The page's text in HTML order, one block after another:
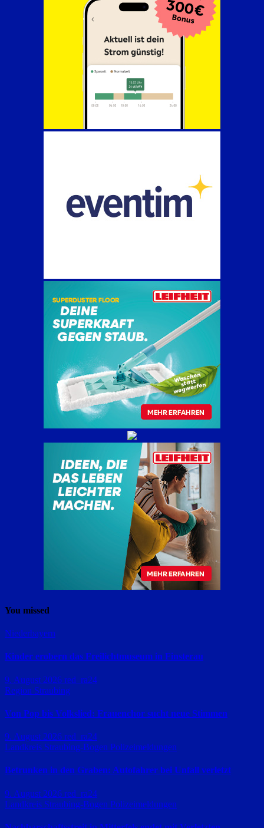
You missed
Niederbayern
Kinder erobern das Freilichtmuseum in Finsterau
9. August 2026 red_ra24
Region Straubing
Von Pop bis Volkslied: Frauenchor sucht neue Stimmen
9. August 2026 red_ra24
Landkreis Straubing-Bogen Polizeimeldungen
Betrunken in den Graben: Autofahrer bei Unfall verletzt
9. August 2026 red_ra24
Landkreis Straubing-Bogen Polizeimeldungen